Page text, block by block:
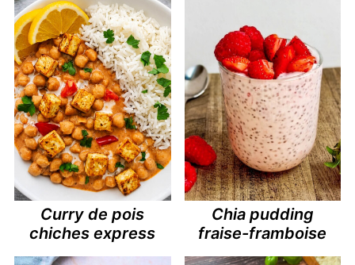
Curry de pois
chiches express
Chia pudding
fraise-framboise